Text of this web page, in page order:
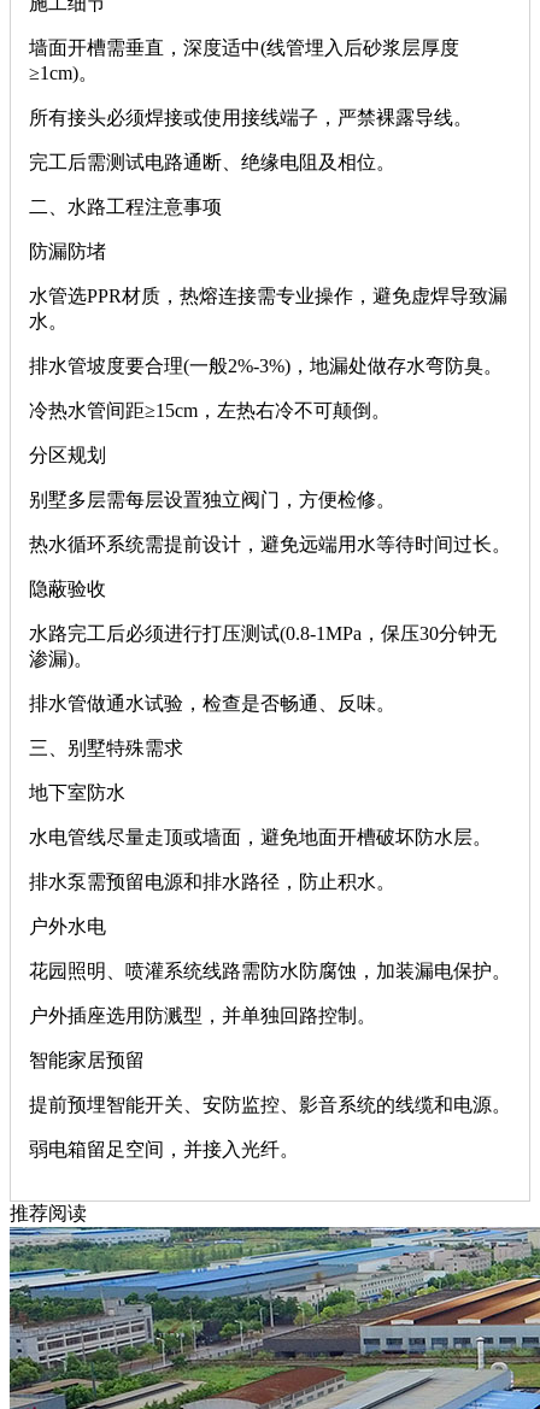
墙面开槽需垂直，深度适中(线管埋入后砂浆层厚度
≥1cm)。
所有接头必须焊接或使用接线端子，严禁裸露导线。
完工后需测试电路通断、绝缘电阻及相位。
‌二、水路工程注意事项‌
‌防漏防堵‌
水管选PPR材质，热熔连接需专业操作，避免虚焊导致漏
水。
排水管坡度要合理(一般2%-3%)，地漏处做存水弯防臭。
冷热水管间距≥15cm，左热右冷不可颠倒。
‌分区规划‌
别墅多层需每层设置独立阀门，方便检修。
热水循环系统需提前设计，避免远端用水等待时间过长。
‌隐蔽验收‌
水路完工后必须进行打压测试(0.8-1MPa，保压30分钟无
渗漏)。
排水管做通水试验，检查是否畅通、反味。
‌三、别墅特殊需求‌
‌地下室防水‌
水电管线尽量走顶或墙面，避免地面开槽破坏防水层。
排水泵需预留电源和排水路径，防止积水。
‌户外水电‌
花园照明、喷灌系统线路需防水防腐蚀，加装漏电保护。
户外插座选用防溅型，并单独回路控制。
‌智能家居预留‌
提前预埋智能开关、安防监控、影音系统的线缆和电源。
弱电箱留足空间，并接入光纤。
推荐阅读